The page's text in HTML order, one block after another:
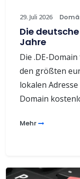
29. Juli 2026
Die
Jahre
Die .DE-
den größten
lokalen
Domain
Mehr